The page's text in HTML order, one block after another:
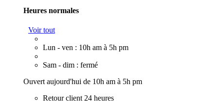
Heures normales
Voir tout
Lun - ven : 10h am à 5h pm
Sam - dim : fermé
Ouvert aujourd'hui de 10h am à 5h pm
Retour client 24 heures